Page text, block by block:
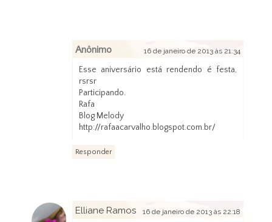
Anônimo 16 de janeiro de 2013 às 21:34
Esse aniversário está rendendo é festa,
rsrsr
Participando.
Rafa
Blog Melody
http://rafaacarvalho.blogspot.com.br/
Responder
Elliane Ramos 16 de janeiro de 2013 às 22:18